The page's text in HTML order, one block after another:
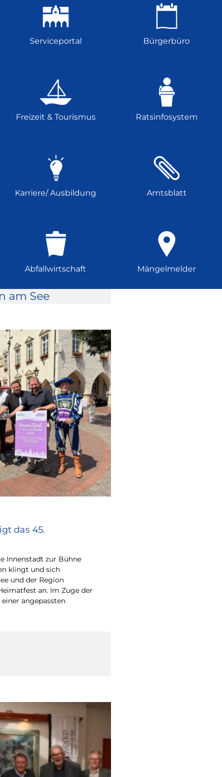
Serviceportal Bürgerbüro
Freizeit & Tourismus Ratsinfosystem
Karriere/ Ausbildung Amtsblatt
Abfallwirtschaft Mängelmelder
am See
© Stadt Haltern am See
das 45.
Innenstadt zur Bühne
klingt und sich
und der Region
an. Im Zuge der
angepassten